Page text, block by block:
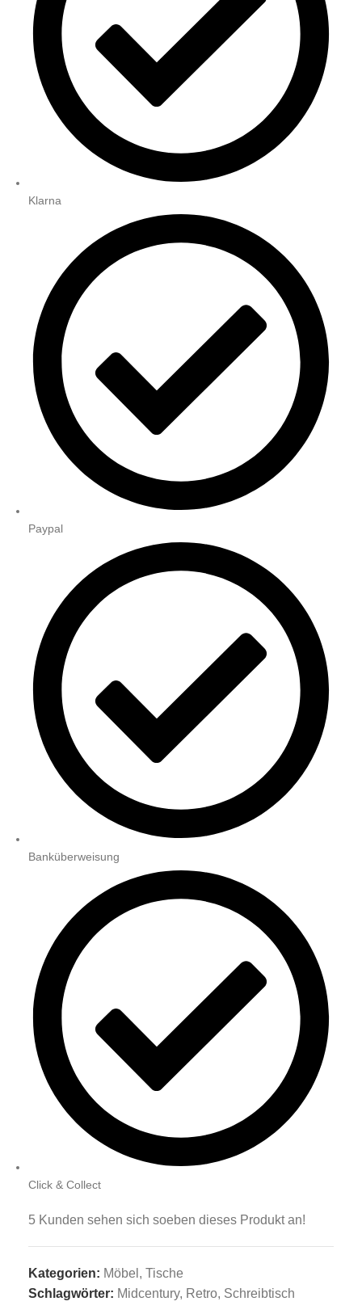
Klarna
Paypal
Banküberweisung
Click & Collect
5 Kunden sehen sich soeben dieses Produkt an!
Kategorien: Möbel , Tische
Schlagwörter: Midcentury, Retro, Schreibtisch